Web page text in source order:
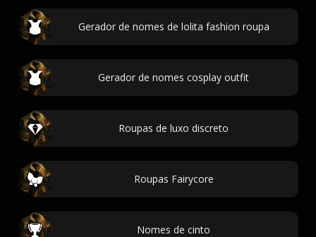
Gerador de nomes de lolita fashion roupa
Gerador de nomes cosplay outfit
Roupas de luxo discreto
Roupas Fairycore
Nomes de cinto